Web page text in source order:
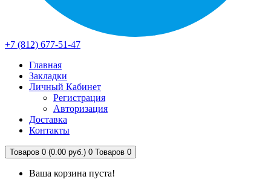
+7 (812) 677-51-47
Главная
Закладки
Личный Кабинет
Регистрация
Авторизация
Доставка
Контакты
Товаров 0 (0.00 руб.) 0 Товаров 0
Ваша корзина пуста!